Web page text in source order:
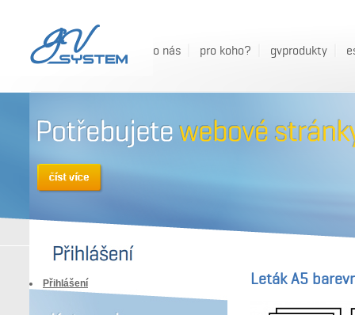
o nás pro koho? gvprodukty
Leták A5
Přihlášení